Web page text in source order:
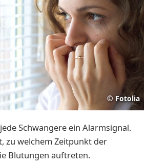
© Fotolia
Schwangere ein Alarmsignal.
zu welchem Zeitpunkt der
Blutungen auftreten.